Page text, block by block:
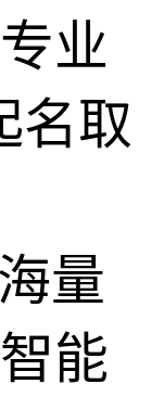
业
名取
量
能